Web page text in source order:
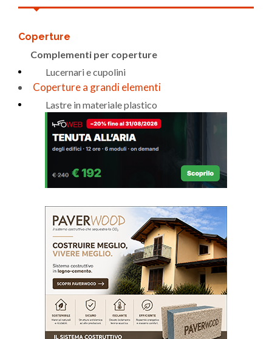
Coperture
Complementi per coperture
Lucernari e cupolini
Coperture a grandi elementi
Lastre in materiale plastico